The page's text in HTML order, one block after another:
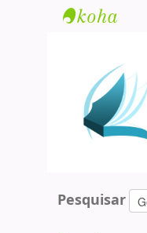
Agamenon
Pesquisar